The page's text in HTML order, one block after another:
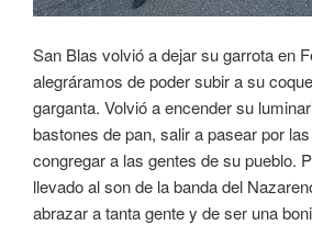
San Blas volvió a dejar su garrota en
alegráramos de poder subir a su
garganta. Volvió a encender su
bastones de pan, salir a pasear por
congregar a las gentes de su pueblo.
llevado al son de la banda del
abrazar a tanta gente y de ser una